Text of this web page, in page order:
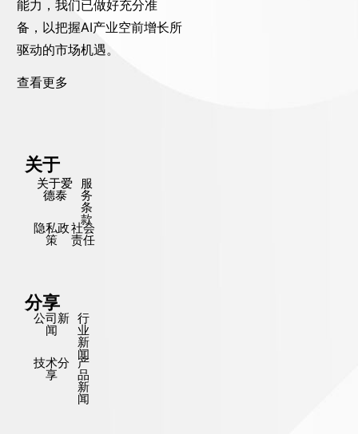
能力，我们已做好充分准
备，以把握AI产业空前增长所
驱动的市场机遇。
查看更多
关于
关于爱
德泰
服
务
条
款
隐私政
策
社会
责任
分享
公司新
闻
行
业
新
闻
技术分
享
产
品
新
闻